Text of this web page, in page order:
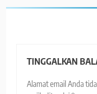
TINGGALKAN
Alamat email Anda